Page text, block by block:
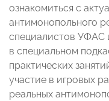
ознакомиться с
антимонопольного
специалистов УФАС
в специальном
практических
участие в игровых
реальных